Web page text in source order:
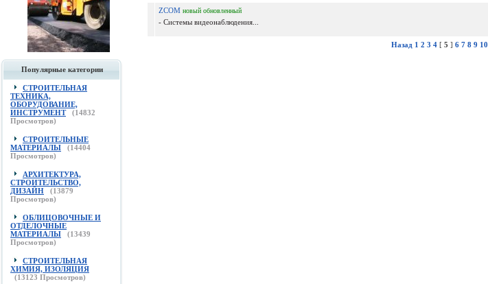
Популярные категории
СТРОИТЕЛЬНАЯ
ТЕХНИКА,
ОБОРУДОВАНИЕ,
ИНСТРУМЕНТ
(14832
Просмотров)
СТРОИТЕЛЬНЫЕ
МАТЕРИАЛЫ
(14404
Просмотров)
АРХИТЕКТУРА,
СТРОИТЕЛЬСТВО,
ДИЗАЙН
(13879
Просмотров)
ОБЛИЦОВОЧНЫЕ И
ОТДЕЛОЧНЫЕ
МАТЕРИАЛЫ
(13439
Просмотров)
СТРОИТЕЛЬНАЯ
ХИМИЯ, ИЗОЛЯЦИЯ
(13123 Просмотров)
ZCOM новый обновленный
- Системы видеонаблюдения...
Назад 1 2 3 4 [ 5 ] 6 7 8 9 10